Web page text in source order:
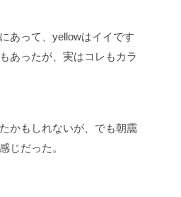
あって、yellowはイイです
あったが、実はコレもカラ
かもしれないが、でも朝靄
じだった。